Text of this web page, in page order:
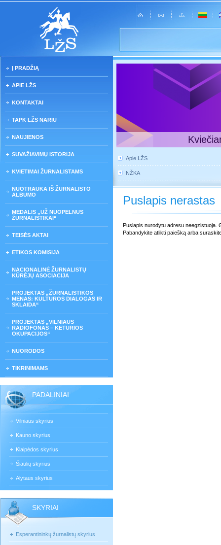
Į PRADŽIĄ
APIE LŽS
KONTAKTAI
TAPK LŽS NARIU
NAUJIENOS
SUVAŽIAVIMŲ ISTORIJA
KVIETIMAI ŽURNALISTAMS
NUOTRAUKA IŠ ŽURNALISTO
ALBUMO
MEDALIS „UŽ NUOPELNUS
ŽURNALISTIKAI“
TEISĖS AKTAI
ETIKOS KOMISIJA
NACIONALINĖ ŽURNALISTŲ
KŪRĖJŲ ASOCIACIJA
PROJEKTAS „ŽURNALISTIKOS
MENAS: KULTŪROS DIALOGAS IR
SKLAIDA“
PROJEKTAS „VILNIAUS
RADIOFONAS – KETURIOS
OKUPACIJOS“
NUORODOS
TIKRINIMAMS
PADALINIAI
Vilniaus skyrius
Kauno skyrius
Klaipėdos skyrius
Šiaulių skyrius
Alytaus skyrius
SKYRIAI
Esperantininkų žurnalistų skyrius
Apie LŽS
NŽKA
Puslapis nerastas
Puslapis nurodytu adresu neegzistuoja.
Pabandykite atlikti paiešką arba